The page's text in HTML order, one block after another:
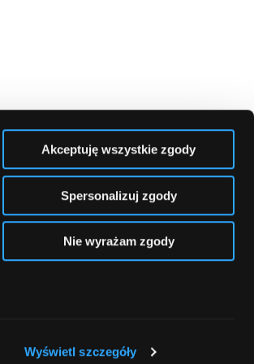
Wyświetl szczegóły
Akceptuję wszystkie zgody
Spersonalizuj zgody
Nie wyrażam zgody